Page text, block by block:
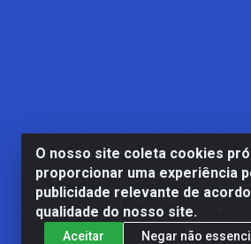
O nosso site coleta cookies
proporcionar uma experiência
publicidade relevante de
qualidade do nosso site.
Aceitar Negar não